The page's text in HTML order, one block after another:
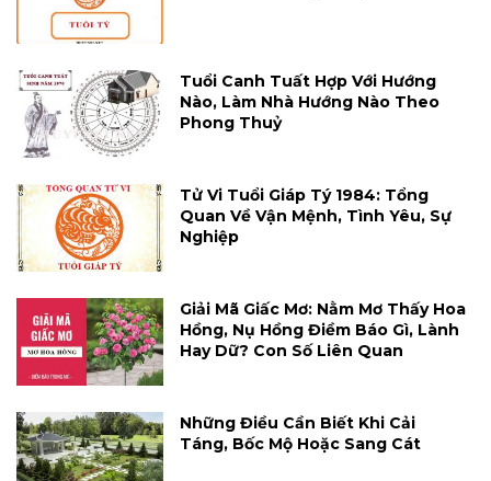
Tuổi Canh Tuất Hợp Với Hướng
Nào, Làm Nhà Hướng Nào Theo
Phong Thuỷ
Tử Vi Tuổi Giáp Tý 1984: Tổng
Quan Về Vận Mệnh, Tình Yêu, Sự
Nghiệp
Giải Mã Giấc Mơ: Nằm Mơ Thấy Hoa
Hồng, Nụ Hồng Điềm Báo Gì, Lành
Hay Dữ? Con Số Liên Quan
Những Điều Cần Biết Khi Cải
Táng, Bốc Mộ Hoặc Sang Cát